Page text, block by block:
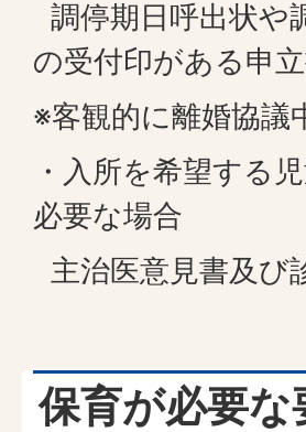
調停期日呼出状や
の受付印がある申
※客観的に離婚協
・入所を希望する
必要な場合
主治医意見書及び
保育が必要な